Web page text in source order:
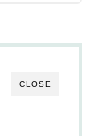
CLOSE